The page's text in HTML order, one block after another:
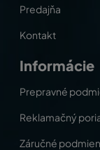
Predajňa
Kontakt
Informácie
Prepravné
Reklamačný
Záručné